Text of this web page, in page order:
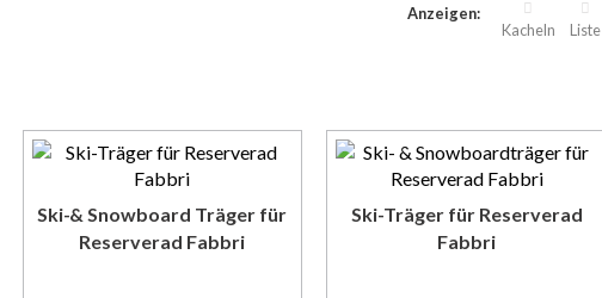
Anzeigen:
Kacheln
Liste
Ski-& Snowboard Träger für
Reserverad Fabbri
Ski-Träger für Reserverad
Fabbri